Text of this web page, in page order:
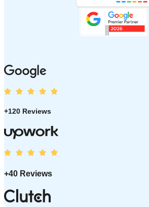
+120 Reviews
+40 Reviews